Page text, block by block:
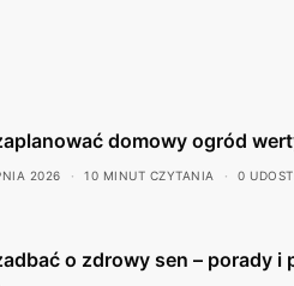
domowy ogród
2026 10 MINUT CZYTANIA 0
o zdrowy sen – porady i